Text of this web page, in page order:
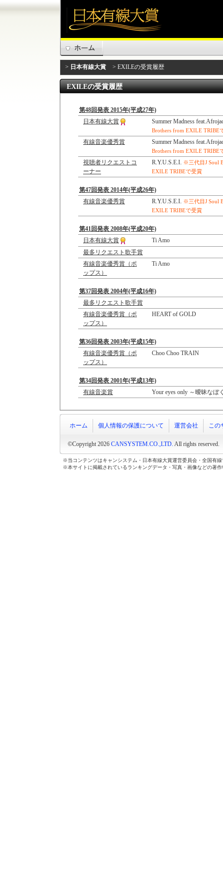
> 日本有線大賞 > EXILEの受賞履歴
EXILEの受賞履歴
第48回発表 2015年(平成27年)
日本有線大賞
Summer Madness
Brothers from EXILE TRIBE
有線音楽優秀賞 Summer Madness
Brothers from EXILE TRIBE
視聴者リクエストコ
ーナー
R.Y.U.S.E.I. ※三代目J Soul
EXILE TRIBEで受賞
第47回発表 2014年(平成26年)
有線音楽優秀賞
R.Y.U.S.E.I. ※三代目J Soul
EXILE TRIBEで受賞
第41回発表 2008年(平成20年)
日本有線大賞
Ti Amo
最多リクエスト歌手賞
有線音楽優秀賞（ポ
ップス）
Ti Amo
第37回発表 2004年(平成16年)
最多リクエスト歌手賞
有線音楽優秀賞（ポ
ップス）
HEART of GOLD
第36回発表 2003年(平成15年)
有線音楽優秀賞（ポ
ップス）
Choo Choo TRAIN
第34回発表 2001年(平成13年)
有線音楽賞
Your eyes only ～曖昧なぼ
ホーム 個人情報の保護について 運営会社 この
©Copyright 2026 CANSYSTEM.CO.,LTD. All rights reserved.
※当コンテンツはキャンシステム・日本有線大賞運営委員会・全国有
※本サイトに掲載されているランキングデータ・写真・画像などの著